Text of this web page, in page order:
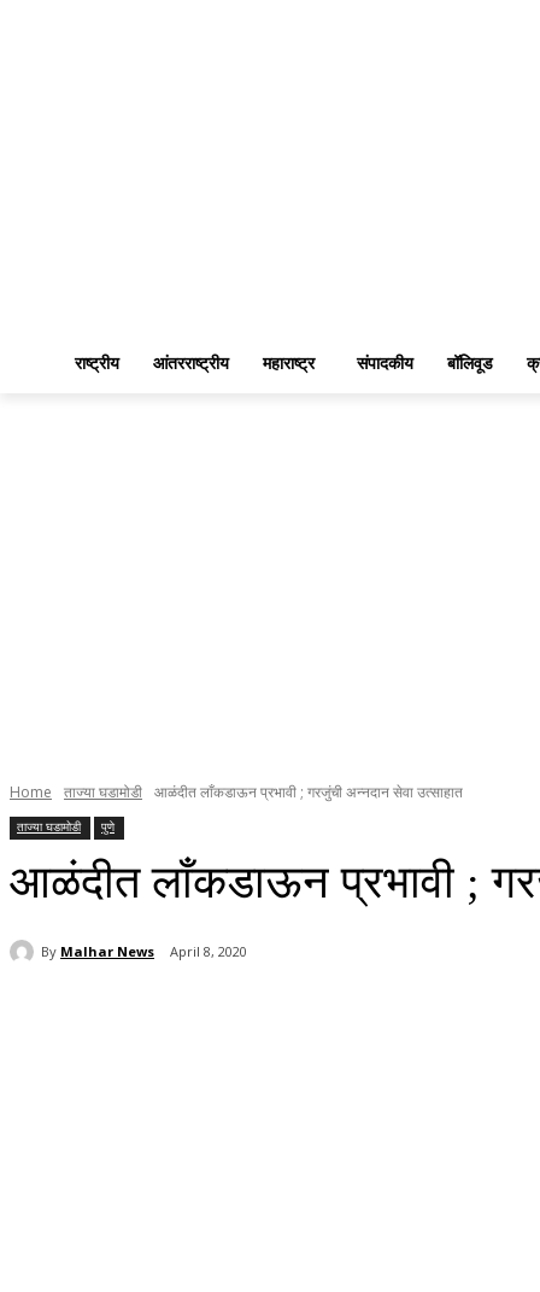
राष्ट्रीय आंतरराष्ट्रीय महाराष्ट्र संपादकीय बॉलिवूड
Home ताज्या घडामोडी आळंदीत लाँकडाऊन प्रभावी ; गरजुंची अन्नदान सेवा उत्साहात
ताज्या घडामोडी पुणे
आळंदीत लाँकडाऊन प्रभावी ;
By Malhar News April 8, 2020